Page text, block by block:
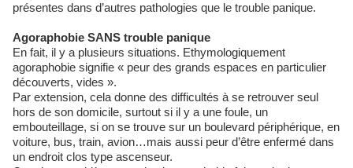
présentes dans d’autres pathologies que le trouble panique.
Agoraphobie SANS trouble panique
En fait, il y a plusieurs situations. Ethymologiquement
agoraphobie signifie « peur des grands espaces en particulier
découverts, vides ».
Par extension, cela donne des difficultés à se retrouver seul
hors de son domicile, surtout si il y a une foule, un
embouteillage, si on se trouve sur un boulevard périphérique, en
voiture, bus, train, avion…mais aussi peur d’être enfermé dans
un endroit clos type ascenseur.